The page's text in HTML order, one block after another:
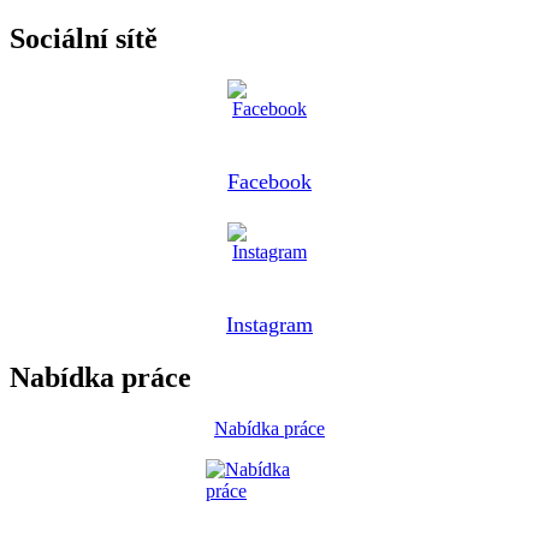
Sociální sítě
Facebook
Instagram
Nabídka práce
Nabídka práce